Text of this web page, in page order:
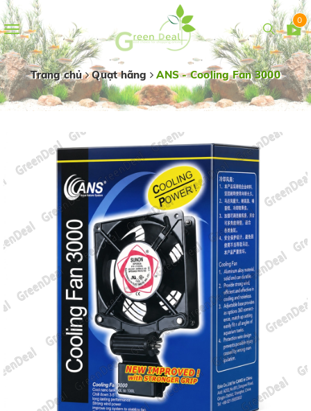
Toggle
navigation
0
Trang chủ Quạt hãng ANS - Cooling Fan 3000